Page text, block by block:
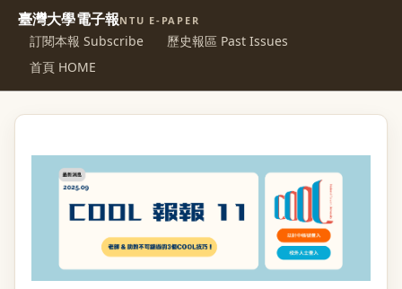
臺灣大學電子報NTU E-PAPER
訂閱本報 Subscribe
歷史報區 Past Issues
首頁 HOME